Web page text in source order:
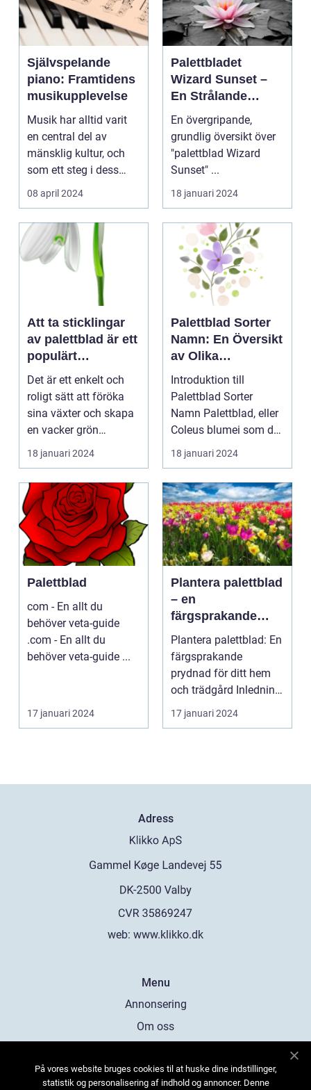
Självspelande
piano: Framtidens
musikupplevelse
Musik har alltid varit
en central del av
mänsklig kultur, och
som ett steg i dess
kontinuerliga...
08 april 2024
Palettbladet
Wizard Sunset –
En Strålande
Fördelning av
Färger
En övergripande,
grundlig översikt över
"palettblad Wizard
Sunset" ...
18 januari 2024
Att ta sticklingar
av palettblad är ett
populärt
hobbyprojekt för
många
trädgårdsentusiast
Det är ett enkelt och
roligt sätt att föröka
sina växter och skapa
en vacker grön
omgivning. I denna...
18 januari 2024
Palettblad Sorter
Namn: En Översikt
av Olika
Variationer och
Egenskaper
Introduktion till
Palettblad Sorter
Namn Palettblad, eller
Coleus blumei som det
vetenskapligt kall...
18 januari 2024
Palettblad
com - En allt du
behöver veta-guide
.com - En allt du
behöver veta-guide ...
17 januari 2024
Plantera palettblad
– en
färgsprakande
prydnad för ditt
hem och trädgård
Plantera palettblad: En
färgsprakande
prydnad för ditt hem
och trädgård Inledning
Palettblad är en ...
17 januari 2024
Adress
web: www.klikko.dk
Menu
Annonsering
Om oss
Kontakta oss
På vores website bruges cookies til at huske dine indstillinger,
statistik og personalisering af indhold og annoncer. Denne